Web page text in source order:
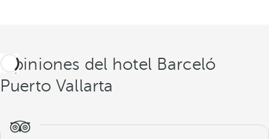
Opiniones del hotel Barceló
Puerto Vallarta